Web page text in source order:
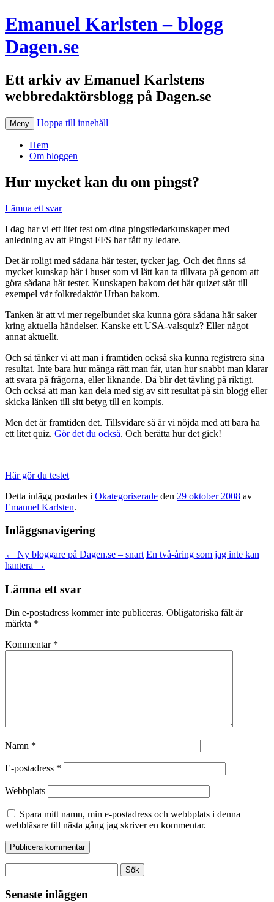
Emanuel Karlsten – blogg
Dagen.se
Ett arkiv av Emanuel Karlstens
webbredaktörsblogg på Dagen.se
Meny Hoppa till innehåll
Hem
Om bloggen
Hur mycket kan du om pingst?
Lämna ett svar
I dag har vi ett litet test om dina pingstledarkunskaper med
anledning av att Pingst FFS har fått ny ledare.
Det är roligt med sådana här tester, tycker jag. Och det finns så
mycket kunskap här i huset som vi lätt kan ta tillvara på genom att
göra sådana här tester. Kunskapen bakom det här quizet står till
exempel vår folkredaktör Urban bakom.
Tanken är att vi mer regelbundet ska kunna göra sådana här saker
kring aktuella händelser. Kanske ett USA-valsquiz? Eller något
annat aktuellt.
Och så tänker vi att man i framtiden också ska kunna registrera sina
resultat. Inte bara hur många rätt man får, utan hur snabbt man klarar
att svara på frågorna, eller liknande. Då blir det tävling på riktigt.
Och också att man kan dela med sig av sitt resultat på sin blogg eller
skicka länken till sitt betyg till en kompis.
Men det är framtiden det. Tillsvidare så är vi nöjda med att bara ha
ett litet quiz. Gör det du också. Och berätta hur det gick!
Här gör du testet
Detta inlägg postades i Okategoriserade den 29 oktober 2008 av
Emanuel Karlsten.
Inläggsnavigering
← Ny bloggare på Dagen.se – snart En två-åring som jag inte kan
hantera →
Lämna ett svar
Din e-postadress kommer inte publiceras. Obligatoriska fält är
märkta *
Kommentar *
Namn *
E-postadress *
Webbplats
Spara mitt namn, min e-postadress och webbplats i denna
webbläsare till nästa gång jag skriver en kommentar.
efter:
Senaste inläggen